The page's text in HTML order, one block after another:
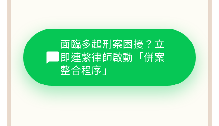
面臨多起刑案困擾？立
即連繫律師啟動「併案
整合程序」